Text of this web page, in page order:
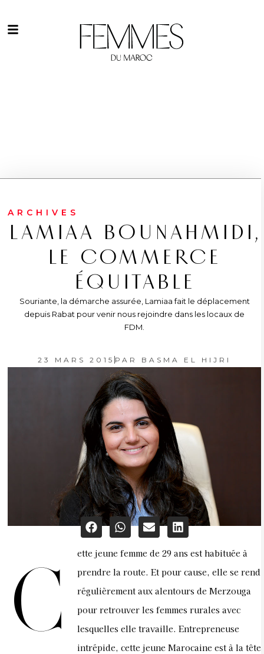
ARCHIVES
LAMIAA BOUNAHMIDI,
LE COMMERCE
ÉQUITABLE
Souriante, la démarche assurée, Lamiaa fait le déplacement
depuis Rabat pour venir nous rejoindre dans les locaux de
FDM.
23 MARS 2015 PAR BASMA EL HIJRI
C
ette jeune femme de 29 ans est habituée à
prendre la route. Et pour cause, elle se rend
régulièrement aux alentours de Merzouga
pour retrouver les femmes rurales avec
lesquelles elle travaille. Entrepreneuse
intrépide, cette jeune Marocaine est à la tête